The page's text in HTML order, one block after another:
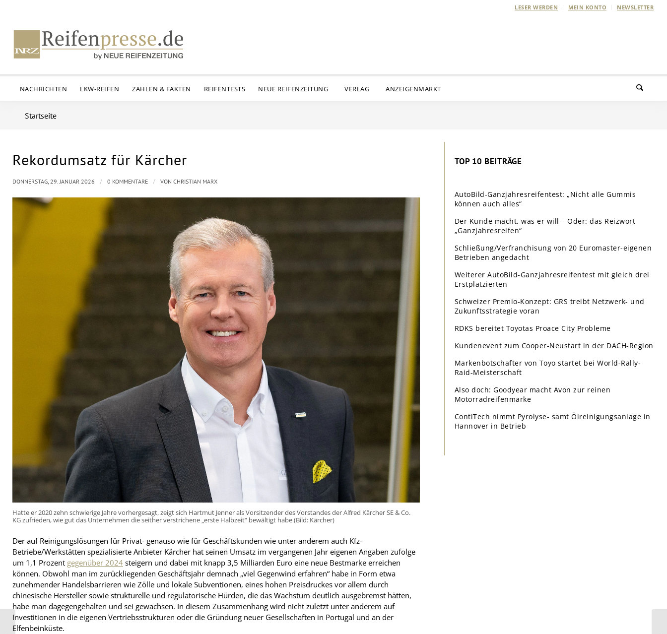
LESER WERDEN MEIN KONTO NEWSLETTER
NACHRICHTEN LKW-REIFEN ZAHLEN & FAKTEN REIFENTESTS NEUE REIFENZEITUNG VERLAG ANZEIGENMARKT
Startseite
Rekordumsatz für Kärcher
Hatte er 2020 zehn schwierige Jahre vorhergesagt, zeigt sich Hartmut Jenner als Vorsitzender des Vorstandes der Alfred Kärcher SE & Co.
KG zufrieden, wie gut das Unternehmen die seither verstrichene „erste Halbzeit“ bewältigt habe (Bild: Kärcher)
Der auf Reinigungslösungen für Privat- genauso wie für Geschäftskunden wie unter anderem auch Kfz-
Betriebe/Werkstätten spezialisierte Anbieter Kärcher hat seinen Umsatz im vergangenen Jahr eigenen Angaben zufolge
um 1,1 Prozent gegenüber 2024 steigern und dabei mit knapp 3,5 Milliarden Euro eine neue Bestmarke erreichen
können. Obwohl man im zurückliegenden Geschäftsjahr demnach „viel Gegenwind erfahren“ habe in Form etwa
zunehmender Handelsbarrieren wie Zölle und lokale Subventionen, eines hohen Preisdruckes vor allem durch
chinesische Hersteller sowie strukturelle und regulatorische Hürden, die das Wachstum deutlich ausgebremst hätten,
habe man dagegengehalten und sei gewachsen. In diesem Zusammenhang wird nicht zuletzt unter anderem auf
Investitionen in die eigenen Vertriebsstrukturen oder die Gründung neuer Gesellschaften in Portugal und an der
Elfenbeinküste.
DONNERSTAG, 29. JANUAR 2026 / 0 KOMMENTARE / VON CHRISTIAN MARX
TOP 10 BEITRÄGE
AutoBild-Ganzjahresreifentest: „Nicht alle Gummis
können auch alles“
Der Kunde macht, was er will – Oder: das Reizwort
„Ganzjahresreifen“
Schließung/Verfranchisung von 20 Euromaster-eigenen
Betrieben angedacht
Weiterer AutoBild-Ganzjahresreifentest mit gleich drei
Erstplatzierten
Schweizer Premio-Konzept: GRS treibt Netzwerk- und
Zukunftsstrategie voran
RDKS bereitet Toyotas Proace City Probleme
Kundenevent zum Cooper-Neustart in der DACH-Region
Markenbotschafter von Toyo startet bei World-Rally-
Raid-Meisterschaft
Also doch: Goodyear macht Avon zur reinen
Motorradreifenmarke
ContiTech nimmt Pyrolyse- samt Ölreinigungsanlage in
Hannover in Betrieb
Omni-Marke Radar